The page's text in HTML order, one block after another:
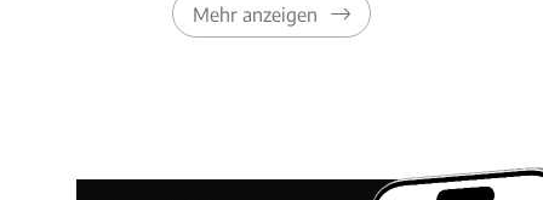
Mehr anzeigen